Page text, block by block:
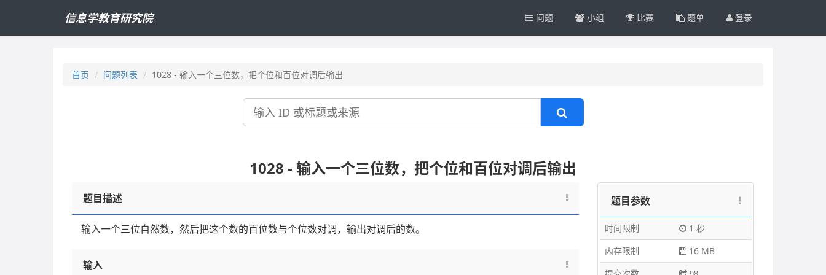
信息学教育研究院 问题 小组 比赛 题单 登录
首页 问题列表 1028 - 输入一个三位数，把个位和百位对调后输出
搜
1028 - 输入一个三位数，把个位和百位对调后输出
题目描述
输入一个三位自然数，然后把这个数的百位数与个位数对调，输出对调后的数。
输入
题目参数
时间限制
1 秒
内存限制
16 MB